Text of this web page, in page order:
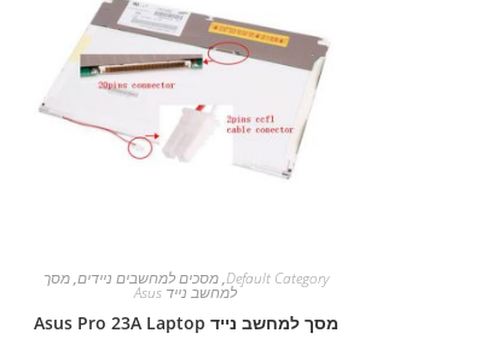
Default Category
,מסכים למחשבים ניידים,מסך
למחשב נייד Asus
מסך למחשב נייד Asus Pro 23A Laptop